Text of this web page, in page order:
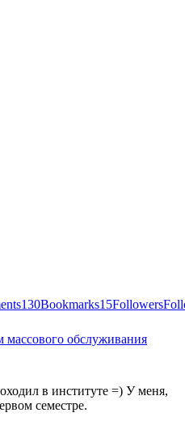
130Bookmarks15Followers
массового обслуживания
в институте =) У меня,
семестре.